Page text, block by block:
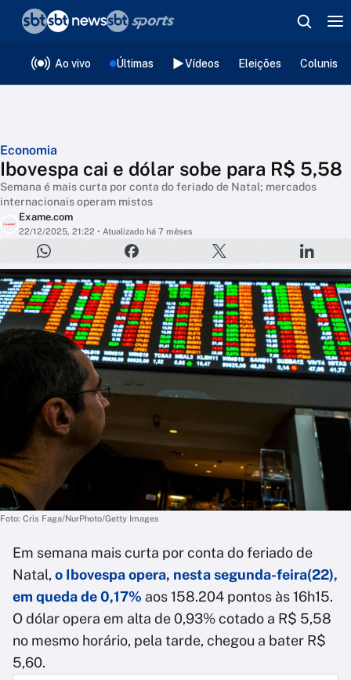
Ao vivo Últimas Vídeos Eleições
Economia
Ibovespa cai e dólar sobe para R$ 5,58
Semana é mais curta por conta do feriado de Natal; mercados
internacionais operam mistos
Exame.com
22/12/2025, 21:22 • Atualizado há 7 mêses
Foto: Cris Faga/NurPhoto/Getty Images
Em semana mais curta por conta do feriado de
Natal, o Ibovespa opera, nesta segunda-feira(22),
em queda de 0,17% aos 158.204 pontos às 16h15.
O dólar opera em alta de 0,93% cotado a R$ 5,58
no mesmo horário, pela tarde, chegou a bater R$
5,60.
❮voltar
Editorias